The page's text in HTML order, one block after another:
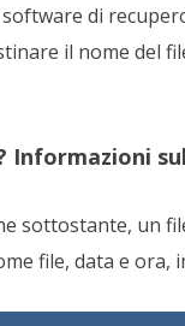
di
il nome del
Informazioni
sottostante, un
file, data e ora,